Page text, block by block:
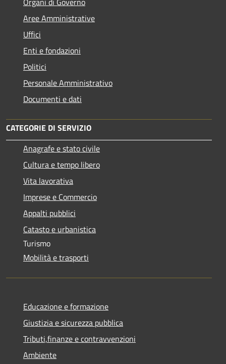
Aree Amministrative
Uffici
Enti e fondazioni
Politici
Personale Amministrativo
Documenti e dati
CATEGORIE DI SERVIZIO
Anagrafe e stato civile
Cultura e tempo libero
Vita lavorativa
Imprese e Commercio
Appalti pubblici
Catasto e urbanistica
Turismo
Mobilità e trasporti
Educazione e formazione
Giustizia e sicurezza pubblica
Tributi,finanze e contravvenzioni
Ambiente